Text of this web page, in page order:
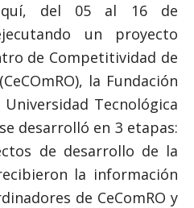
del 05 al 16 de
un proyecto
de Competitividad de
la Fundación
Tecnológica
desarrolló en 3 etapas:
de desarrollo de la
la información
de CeComRO y